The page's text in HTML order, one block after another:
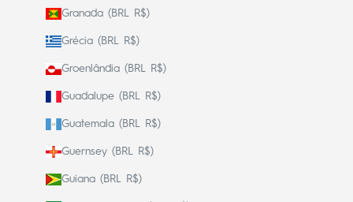
Granada (BRL R$)
Grécia (BRL R$)
Groenlândia (BRL R$)
Guadalupe (BRL R$)
Guatemala (BRL R$)
Guernsey (BRL R$)
Guiana (BRL R$)